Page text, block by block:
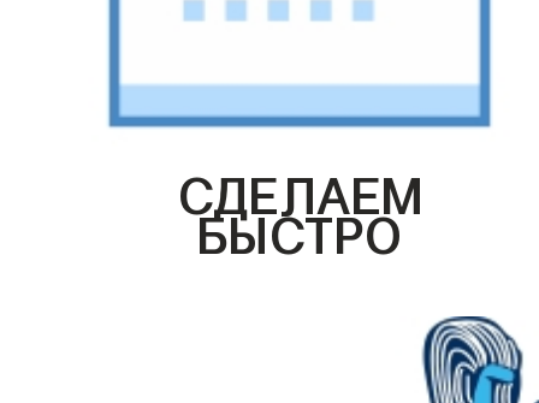
СДЕЛАЕМ
БЫСТРО